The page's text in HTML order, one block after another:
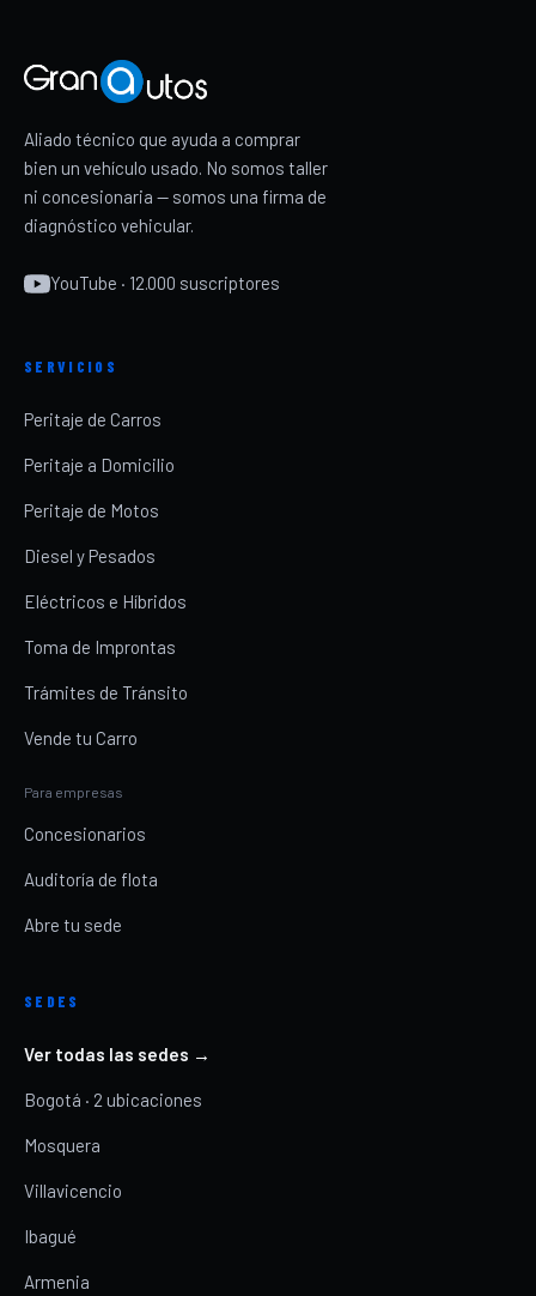
Aliado técnico que ayuda a comprar
bien un vehículo usado. No somos taller
ni concesionaria — somos una firma de
diagnóstico vehicular.
YouTube · 12.000 suscriptores
SERVICIOS
Peritaje de Carros
Peritaje a Domicilio
Peritaje de Motos
Diesel y Pesados
Eléctricos e Híbridos
Toma de Improntas
Trámites de Tránsito
Vende tu Carro
Para empresas
Concesionarios
Auditoría de flota
Abre tu sede
SEDES
Ver todas las sedes →
Bogotá · 2 ubicaciones
Mosquera
Villavicencio
Ibagué
Armenia